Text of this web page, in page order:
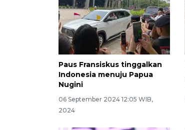
Paus Fransiskus tinggalkan
Indonesia menuju Papua
Nugini
06 September 2024 12:05 WIB,
2024